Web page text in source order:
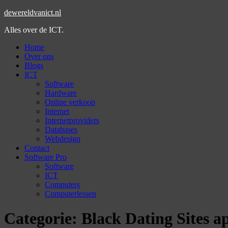
dewereldvanict.nl
Alles over de ICT.
Home
Over ons
Blogs
ICT
Software
Hardware
Online verkoop
Internet
Internetproviders
Databases
Webdesign
Contact
Software Pro
Software
ICT
Computers
Computerlessen
Categorie: Black Dating Sites